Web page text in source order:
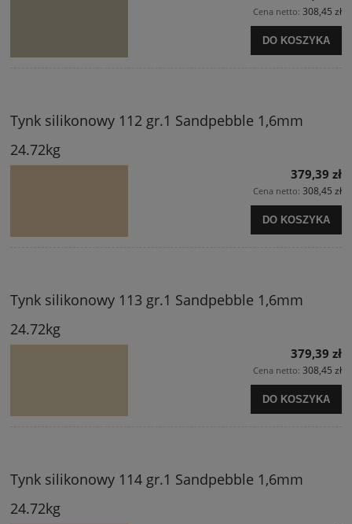
Cena netto: 308,45 zł
DO KOSZYKA
Tynk silikonowy 112 gr.1 Sandpebble 1,6mm
24.72kg
379,39 zł
Cena netto: 308,45 zł
DO KOSZYKA
Tynk silikonowy 113 gr.1 Sandpebble 1,6mm
24.72kg
379,39 zł
Cena netto: 308,45 zł
DO KOSZYKA
Tynk silikonowy 114 gr.1 Sandpebble 1,6mm
24.72kg